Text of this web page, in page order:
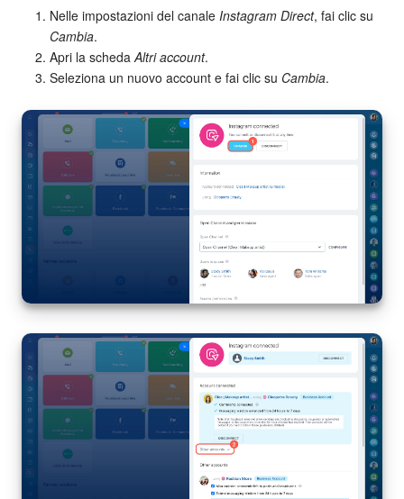
Nelle impostazioni del canale Instagram Direct, fai clic su
Cambia.
Apri la schedaAltri account.
Seleziona un nuovo account e fai clic su Cambia.